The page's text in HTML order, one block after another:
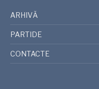
ARHIVĂ
PARTIDE
CONTACTE